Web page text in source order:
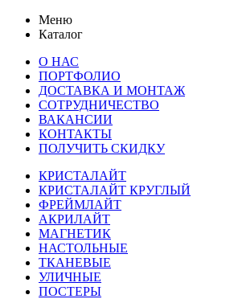
Меню
Каталог
О НАС
ПОРТФОЛИО
ДОСТАВКА И МОНТАЖ
СОТРУДНИЧЕСТВО
ВАКАНСИИ
КОНТАКТЫ
ПОЛУЧИТЬ СКИДКУ
КРИСТАЛАЙТ
КРИСТАЛАЙТ КРУГЛЫЙ
ФРЕЙМЛАЙТ
АКРИЛАЙТ
МАГНЕТИК
НАСТОЛЬНЫЕ
ТКАНЕВЫЕ
УЛИЧНЫЕ
ПОСТЕРЫ